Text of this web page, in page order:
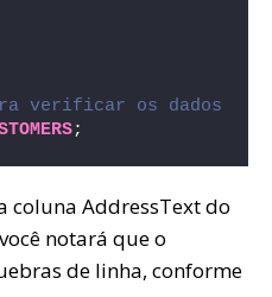
verificar os dados
;
coluna AddressText do
notará que o
de linha, conforme